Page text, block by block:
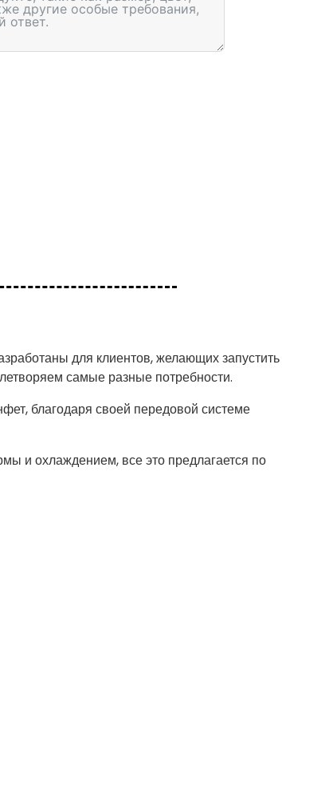
для клиентов, желающих запустить
самые разные потребности.
благодаря своей передовой системе
и охлаждением, все это предлагается по